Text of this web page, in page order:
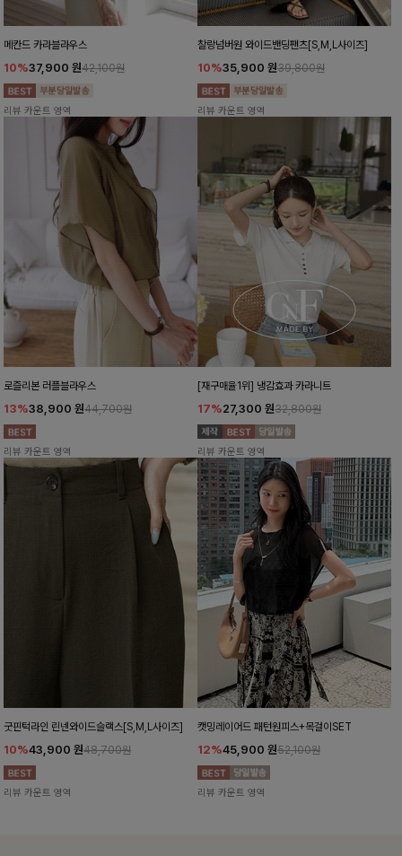
메칸드 카라블라우스
10%37,900 원42,100원
리뷰 카운트 영역
찰랑넘버원 와이드밴딩팬츠[S,M,L사이즈]
10%35,900 원39,800원
리뷰 카운트 영역
로즐리본 러플블라우스
13%38,900 원44,700원
리뷰 카운트 영역
[재구매율1위] 냉감효과 카라니트
17%27,300 원32,800원
리뷰 카운트 영역
굿핀턱라인 린넨와이드슬랙스[S,M,L사이즈]
10%43,900 원48,700원
리뷰 카운트 영역
캣밍레이어드 패턴원피스+목걸이SET
12%45,900 원52,100원
리뷰 카운트 영역